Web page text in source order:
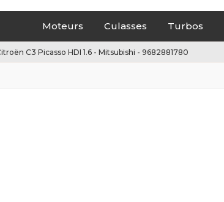
Moteurs Culasses Turbos
C3 Picasso HDI 1.6 - Mitsubishi - 9682881780